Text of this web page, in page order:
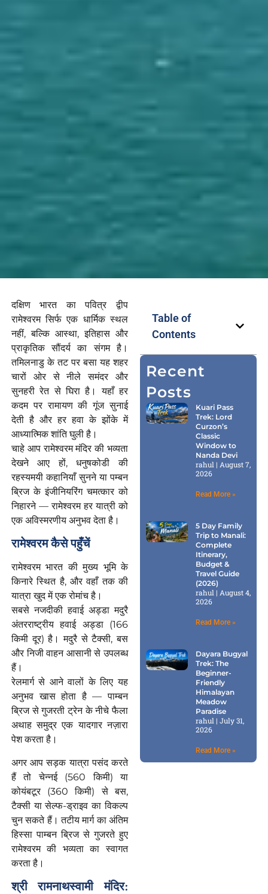
दक्षिण भारत का पवित्र द्वीप
रामेश्वरम सिर्फ एक धार्मिक स्थल
नहीं, बल्कि आस्था, इतिहास और
प्राकृतिक सौंदर्य का संगम है।
तमिलनाडु के तट पर बसा यह शहर
चारों ओर से नीले समंदर और
सुनहरी रेत से घिरा है। यहाँ हर
कदम पर रामायण की गूंज सुनाई
देती है और हर हवा के झोंके में
आध्यात्मिक शांति घुली है।
चाहे आप रामेश्वरम मंदिर की भव्यता
देखने आए हों, धनुषकोडी की
रहस्यमयी कहानियाँ सुनने या पम्बन
ब्रिज के इंजीनियरिंग चमत्कार को
निहारने — रामेश्वरम हर यात्री को
एक अविस्मरणीय अनुभव देता है।
रामेश्वरमकैसे पहुँचें
रामेश्वरम भारत की मुख्य भूमि के
किनारे स्थित है, और वहाँ तक की
यात्रा खुद में एक रोमांच है।
सबसे नजदीकी हवाई अड्डा मदुरै
अंतरराष्ट्रीय हवाई अड्डा (166
किमी दूर) है। मदुरै से टैक्सी, बस
और निजी वाहन आसानी से उपलब्ध
हैं।
रेलमार्ग से आने वालों के लिए यह
अनुभव खास होता है — पाम्बन
ब्रिज से गुजरती ट्रेन के नीचे फैला
अथाह समुद्र एक यादगार नज़ारा
पेश करता है।
अगर आप सड़क यात्रा पसंद करते
हैं तो चेन्नई (560 किमी) या
कोयंबटूर (360 किमी) से बस,
टैक्सी या सेल्फ-ड्राइव का विकल्प
चुन सकते हैं। तटीय मार्ग का अंतिम
हिस्सा पाम्बन ब्रिज से गुजरते हुए
रामेश्वरम की भव्यता का स्वागत
करता है।
श्री रामनाथस्वामी मंदिर:
Table of
Contents
Recent
Posts
Kuari Pass
Trek: Lord
Curzon’s
Classic
Window to
Nanda Devi
rahul
August 7,
2026
Read More »
5 Day Family
Trip to Manali:
Complete
Itinerary,
Budget &
Travel Guide
(2026)
rahul
August 4,
2026
Read More »
Dayara Bugyal
Trek: The
Beginner-
Friendly
Himalayan
Meadow
Paradise
rahul
July 31,
2026
Read More »